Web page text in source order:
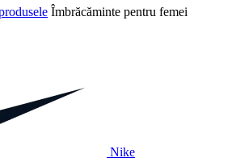
Îmbrăcăminte pentru femei
Nike